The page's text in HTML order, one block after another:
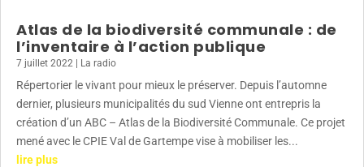
Atlas de la biodiversité communale : de
l’inventaire à l’action publique
7 juillet 2022 La radio
Répertorier le vivant pour mieux le préserver. Depuis l’automne
dernier, plusieurs municipalités du sud Vienne ont entrepris la
création d’un ABC – Atlas de la Biodiversité Communale. Ce projet
mené avec le CPIE Val de Gartempe vise à mobiliser les...
lire plus